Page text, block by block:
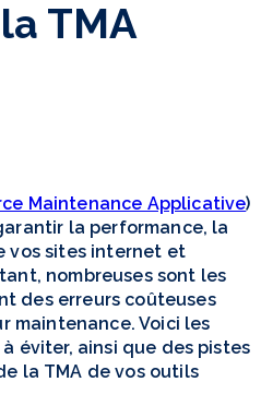
TMA
Maintenance Applicative)
la performance, la
vos sites internet et
nombreuses sont les
des erreurs coûteuses
maintenance. Voici les
éviter, ainsi que des pistes
la TMA de vos outils